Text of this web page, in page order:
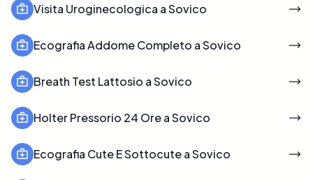
Visita Uroginecologica a Sovico
Ecografia Addome Completo a Sovico
Breath Test Lattosio a Sovico
Holter Pressorio 24 Ore a Sovico
Ecografia Cute E Sottocute a Sovico